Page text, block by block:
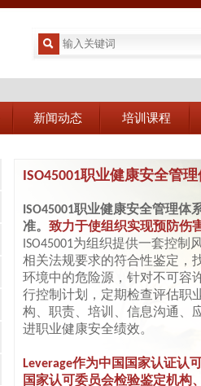
新闻动态 培训课程
ISO45001职业健康安全管
ISO45001职业健康安全管理体
准。 致力于使组织实现预防伤
ISO45001为组织提供一套控
相关法规要求的符合性鉴定，
环境中的危险源，针对不可容
行控制计划，定期检查评估职
构、职责、培训、信息沟通、
进职业健康安全绩效。
Leverage作为中国国家认证认
国家认可委员会检验鉴定机构